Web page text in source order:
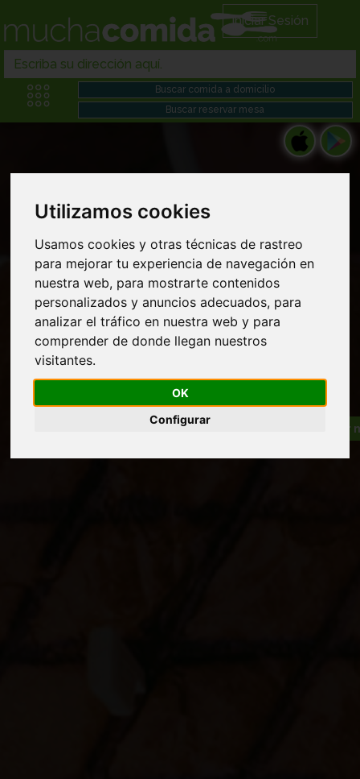
Utilizamos cookies
Usamos cookies y otras técnicas de rastreo
para mejorar tu experiencia de navegación en
nuestra web, para mostrarte contenidos
personalizados y anuncios adecuados, para
analizar el tráfico en nuestra web y para
comprender de donde llegan nuestros
visitantes.
OK
Configurar
Iniciar Sesión
domicilio cerca de mi